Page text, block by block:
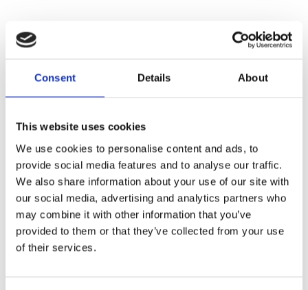
Consent Details About
This website uses cookies
We use cookies to personalise content and ads, to
provide social media features and to analyse our traffic.
We also share information about your use of our site with
our social media, advertising and analytics partners who
may combine it with other information that you’ve
provided to them or that they’ve collected from your use
of their services.
Okänt antal fall
Hur många företag som överklagat
sanktionsavgiften till landets sex miljödomstolar är
svårt att ta reda på. För att få fram dessa uppgifter
akterna för varje specifikt företag.
Tidigare artiklar i ämnet finns påwww.ff.se.
För mer info vänligen kontakta:
Camilla Littorin, förbundssekreterare
Företagarförbundet
Mobiltel: 070-5536670